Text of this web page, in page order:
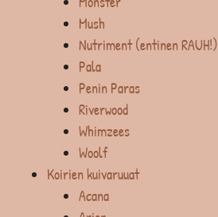
Mush
Nutriment (entinen RAUH!)
Pala
Penin Paras
Riverwood
Whimzees
Woolf
Koirien kuivaruuat
Acana